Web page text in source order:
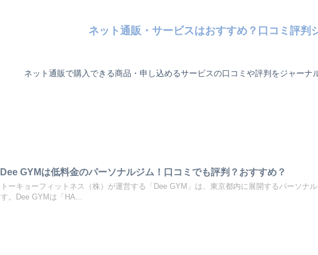
ネット通販・サービスはおすすめ？口コミ評判
ネット通販で購入できる商品・申し込めるサービスの口コミや評判をジャーナ
Dee GYMは低料金のパーソナルジム！口コミでも評判？おすすめ？
トーキョーフィットネス（株）が運営する「Dee GYM」は、東京都内に展開するパーソナ
す。Dee GYMは「HA...